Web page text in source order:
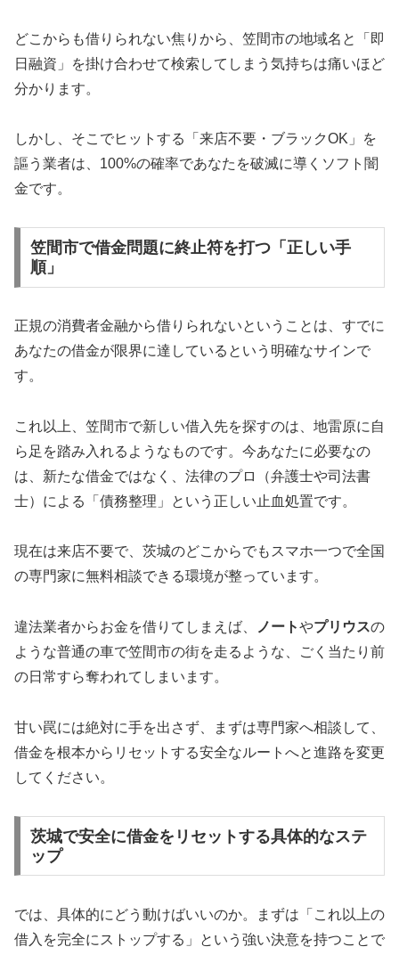
どこからも借りられない焦りから、笠間市の地域名と「即
日融資」を掛け合わせて検索してしまう気持ちは痛いほど
分かります。
しかし、そこでヒットする「来店不要・ブラックOK」を
謳う業者は、100%の確率であなたを破滅に導くソフト闇
金です。
笠間市で借金問題に終止符を打つ「正しい手
順」
正規の消費者金融から借りられないということは、すでに
あなたの借金が限界に達しているという明確なサインで
す。
これ以上、笠間市で新しい借入先を探すのは、地雷原に自
ら足を踏み入れるようなものです。今あなたに必要なの
は、新たな借金ではなく、法律のプロ（弁護士や司法書
士）による「債務整理」という正しい止血処置です。
現在は来店不要で、茨城のどこからでもスマホ一つで全国
の専門家に無料相談できる環境が整っています。
違法業者からお金を借りてしまえば、 ノートやプリウスの
ような普通の車で笠間市の街を走るような、ごく当たり前
の日常すら奪われてしまいます。
甘い罠には絶対に手を出さず、まずは専門家へ相談して、
借金を根本からリセットする安全なルートへと進路を変更
してください。
茨城で安全に借金をリセットする具体的なステ
ップ
では、具体的にどう動けばいいのか。まずは「これ以上の
借入を完全にストップする」という強い決意を持つことで